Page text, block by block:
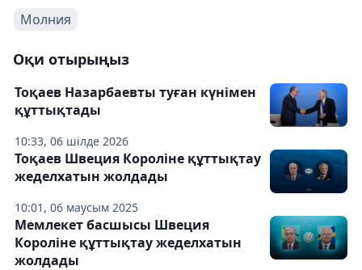
Молния
Оқи отырыңыз
10:33, 06 шілде 2026
Тоқаев Назарбаевты туған күнімен
құттықтады
10:01, 06 маусым 2025
Тоқаев Швеция Короліне құттықтау
жеделхатын жолдады
Мемлекет басшысы Швеция
Короліне құттықтау жеделхатын
жолдады